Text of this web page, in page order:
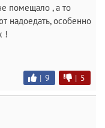
помещало , а то
надоедать, особенно
!
| 9 | 5